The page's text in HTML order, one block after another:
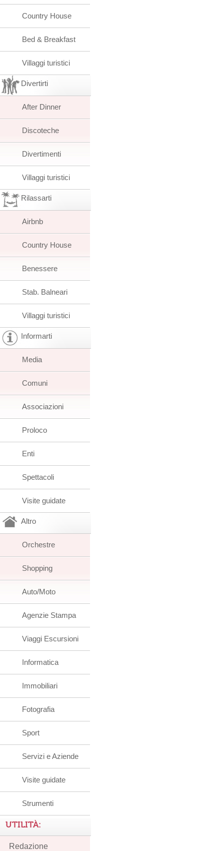
Country House
Bed & Breakfast
Villaggi turistici
Divertirti
After Dinner
Discoteche
Divertimenti
Villaggi turistici
Rilassarti
Airbnb
Country House
Benessere
Stab. Balneari
Villaggi turistici
Informarti
Media
Comuni
Associazioni
Proloco
Enti
Spettacoli
Visite guidate
Altro
Orchestre
Shopping
Auto/Moto
Agenzie Stampa
Viaggi Escursioni
Informatica
Immobiliari
Fotografia
Sport
Servizi e Aziende
Visite guidate
Strumenti
UTILITÀ:
Redazione